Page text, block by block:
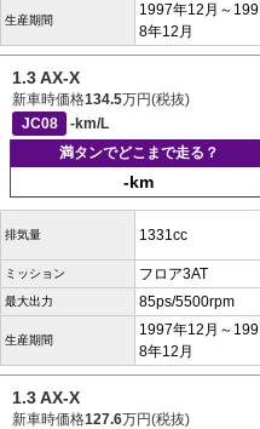
生産期間
1997年12月～199
8年12月
1.3 AX-X
新車時価格134.5万円(税抜)
JC08
-km/L
満タンでどこまで走る？
-km
排気量 1331cc
ミッション フロア3AT
最大出力 85ps/5500rpm
生産期間
1997年12月～199
8年12月
1.3 AX-X
新車時価格127.6万円(税抜)